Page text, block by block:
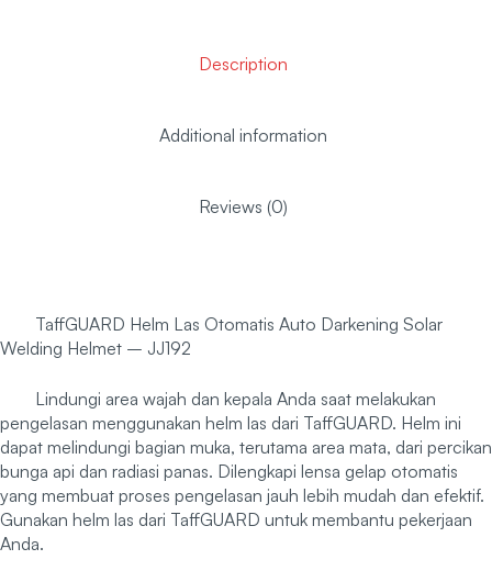
Description
Additional information
Reviews (0)
TaffGUARD Helm Las Otomatis Auto Darkening Solar
Welding Helmet – JJ192
Lindungi area wajah dan kepala Anda saat melakukan
pengelasan menggunakan helm las dari TaffGUARD. Helm ini
dapat melindungi bagian muka, terutama area mata, dari percikan
bunga api dan radiasi panas. Dilengkapi lensa gelap otomatis
yang membuat proses pengelasan jauh lebih mudah dan efektif.
Gunakan helm las dari TaffGUARD untuk membantu pekerjaan
Anda.